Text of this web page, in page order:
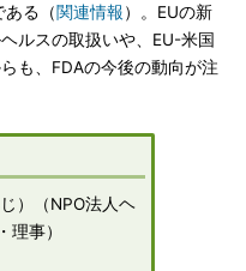
ある（関連情報）。EUの新
ルスの取扱いや、EU-米国
も、FDAの今後の動向が注
）（NPO法人ヘ
理事）